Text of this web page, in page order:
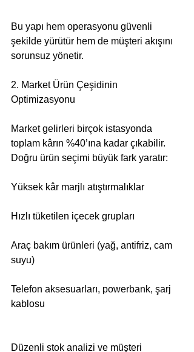
Bu yapı hem operasyonu güvenli
şekilde yürütür hem de müşteri akışını
sorunsuz yönetir.
2. Market Ürün Çeşidinin
Optimizasyonu
Market gelirleri birçok istasyonda
toplam kârın %40’ına kadar çıkabilir.
Doğru ürün seçimi büyük fark yaratır:
Yüksek kâr marjlı atıştırmalıklar
Hızlı tüketilen içecek grupları
Araç bakım ürünleri (yağ, antifriz, cam
suyu)
Telefon aksesuarları, powerbank, şarj
kablosu
Düzenli stok analizi ve müşteri